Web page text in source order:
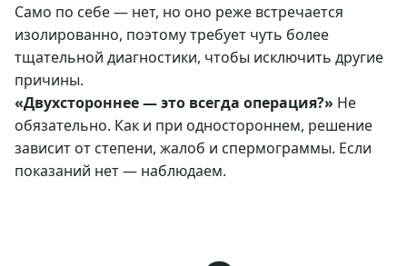
Само по себе — нет, но оно реже встречается
изолированно, поэтому требует чуть более
тщательной диагностики, чтобы исключить другие
причины.
«Двухстороннее — это всегда операция?» Не
обязательно. Как и при одностороннем, решение
зависит от степени, жалоб и спермограммы. Если
показаний нет — наблюдаем.